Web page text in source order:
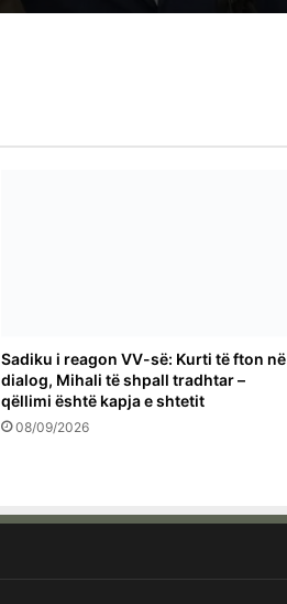
Sadiku i reagon VV-së: Kurti të fton në
dialog, Mihali të shpall tradhtar –
qëllimi është kapja e shtetit
08/09/2026